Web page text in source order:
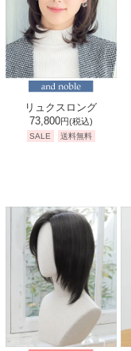
リュクスロング
73,800円(税込)
SALE 送料無料